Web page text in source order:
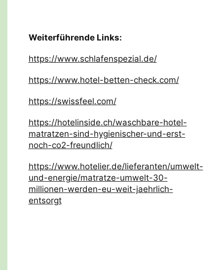
Weiterführende Links:
https://www.schlafenspezial.de/
https://www.hotel-betten-check.com/
https://swissfeel.com/
https://hotelinside.ch/waschbare-hotel-
matratzen-sind-hygienischer-und-erst-
noch-co2-freundlich/
https://www.hotelier.de/lieferanten/umwelt-
und-energie/matratze-umwelt-30-
millionen-werden-eu-weit-jaehrlich-
entsorgt